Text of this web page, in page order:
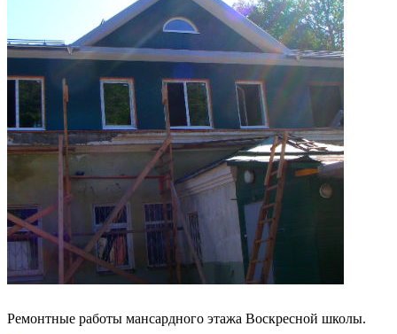
Ремонтные работы мансардного этажа Воскресной школы.